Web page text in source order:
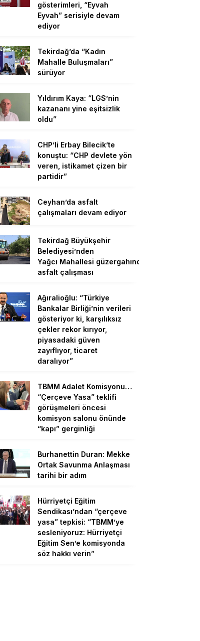
gösterimleri, “Eyvah
Eyvah” serisiyle devam
ediyor
Tekirdağ’da “Kadın
Mahalle Buluşmaları”
sürüyor
Yıldırım Kaya: “LGS’nin
kazananı yine eşitsizlik
oldu”
CHP’li Erbay Bilecik’te
konuştu: “CHP devlete yön
veren, istikamet çizen bir
partidir”
Ceyhan’da asfalt
çalışmaları devam ediyor
Tekirdağ Büyükşehir
Belediyesi’nden
Yağcı Mahallesi güzergahında
asfalt çalışması
Ağıralioğlu: “Türkiye
Bankalar Birliği’nin verileri
gösteriyor ki, karşılıksız
çekler rekor kırıyor,
piyasadaki güven
zayıflıyor, ticaret
daralıyor”
TBMM Adalet Komisyonu…
“Çerçeve Yasa” teklifi
görüşmeleri öncesi
komisyon salonu önünde
“kapı” gerginliği
Burhanettin Duran: Mekke
Ortak Savunma Anlaşması
tarihi bir adım
Hürriyetçi Eğitim
Sendikası’ndan “çerçeve
yasa” tepkisi: “TBMM’ye
sesleniyoruz: Hürriyetçi
Eğitim Sen’e komisyonda
söz hakkı verin”